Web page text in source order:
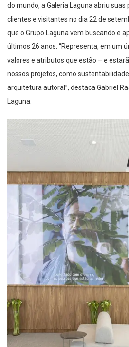
do mundo, a Galeria Laguna abriu suas
clientes e visitantes no dia 22 de
que o Grupo Laguna vem buscando e
últimos 26 anos. “Representa, em um
valores e atributos que estão – e
nossos projetos, como
arquitetura autoral”, destaca Gabriel
Laguna.